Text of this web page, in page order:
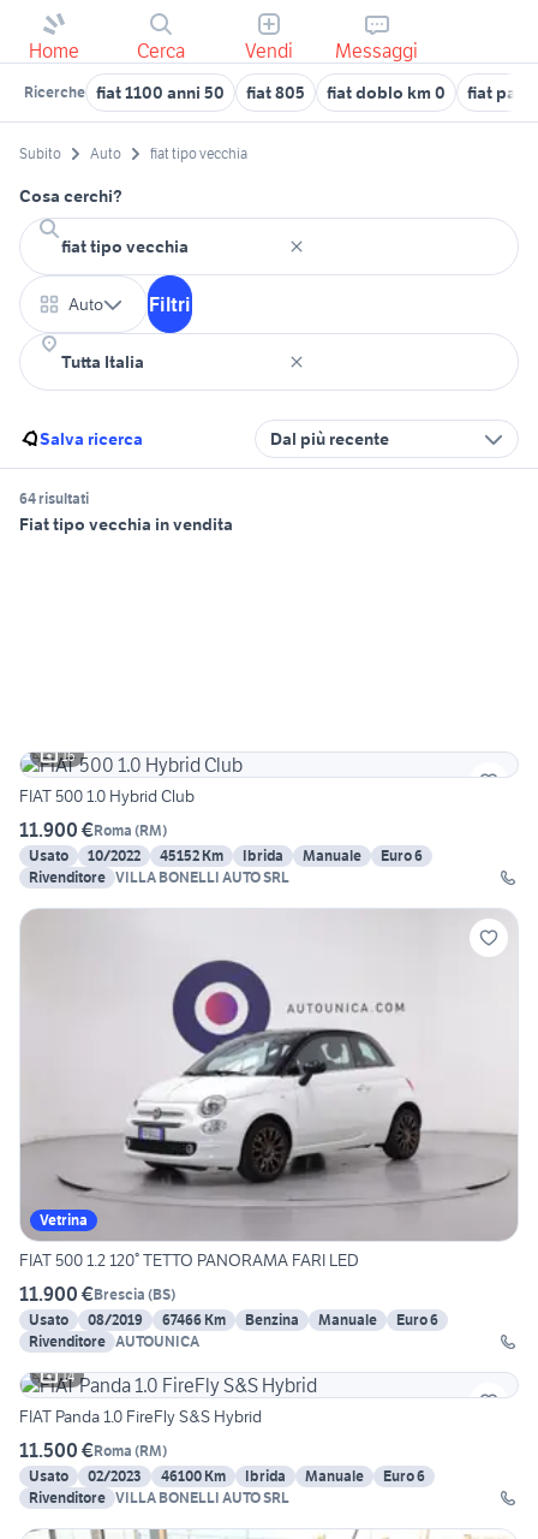
Home Cerca Vendi Messaggi
Ricerche fiat 1100 anni 50 fiat 805 fiat doblo km 0 fiat
Subito Auto fiat tipo vecchia
Cosa cerchi?
Auto Filtri
Salva ricerca Dal più recente
64 risultati
Fiat tipo vecchia in vendita
16
FIAT 500 1.0 Hybrid Club
11.900 €Roma (RM)
Usato
10/2022 45152 Km Ibrida Manuale
Euro 6
Rivenditore VILLA BONELLI AUTO SRL
Vetrina
FIAT 500 1.2 120° TETTO PANORAMA FARI LED
11.900 €Brescia (BS)
Usato
08/2019 67466 Km Benzina Manuale
Euro 6
Rivenditore AUTOUNICA
14
FIAT Panda 1.0 FireFly S&S Hybrid
11.500 €Roma (RM)
Usato
02/2023 46100 Km Ibrida Manuale
Euro 6
Rivenditore VILLA BONELLI AUTO SRL